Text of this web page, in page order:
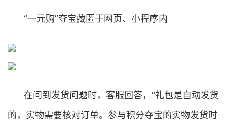
“一元购”夺宝藏匿于网页、小程序内
在问到发货问题时，客服回答，“礼包是自动发货
的，实物需要核对订单。参与积分夺宝的实物发货时